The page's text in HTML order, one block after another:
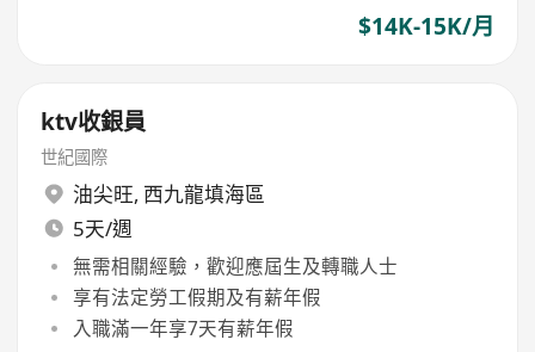
$14K-15K/月
ktv收銀員
世紀國際
油尖旺, 西九龍填海區
5天/週
無需相關經驗，歡迎應屆生及轉職人士
享有法定勞工假期及有薪年假
入職滿一年享7天有薪年假